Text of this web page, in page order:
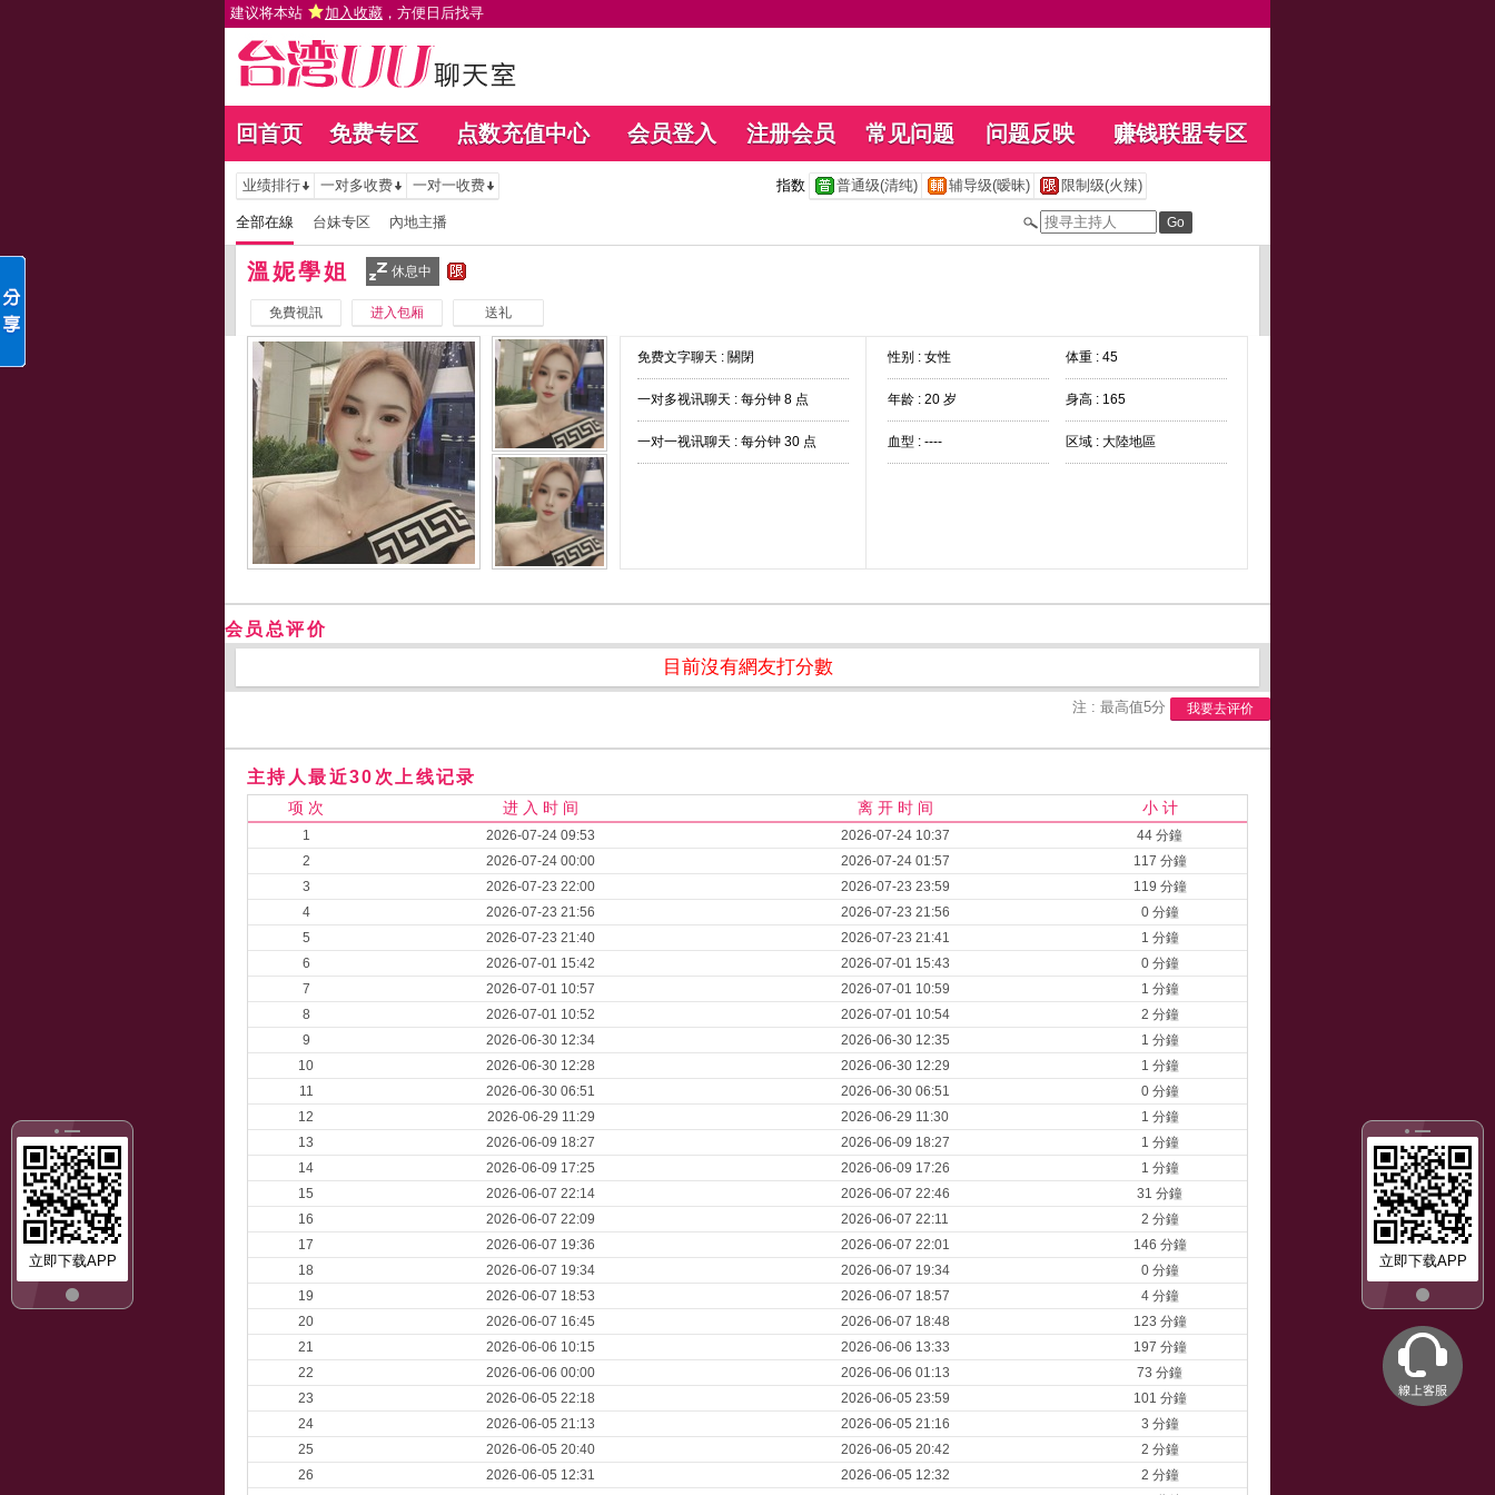
建议将本站 加入收藏 ，方便日后找寻
回首页 免费专区 点数充值中心 会员登入 注册会员 常见问题 问题反映 赚钱联盟专区
立即下载APP
立即下载APP
业绩排行 一对多收费 一对一收费 指数 普通级(清纯) 辅导级(暧昧) 限制级(火辣)
全部在線 台妹专区 內地主播
溫妮學姐 休息中
免費視訊 进入包厢 送礼
免费文字聊天 : 關閉
一对多视讯聊天 : 每分钟 8 点
一对一视讯聊天 : 每分钟 30 点
性别 : 女性 体重 : 45
年龄 : 20 岁 身高 : 165
血型 : ---- 区域 : 大陸地區
会员总评价
目前沒有網友打分數
注 : 最高值5分 我要去评价
主持人最近30次上线记录
项 次 进 入 时 间 离 开 时 间 小 计
1 2026-07-24 09:53 2026-07-24 10:37
44 分鐘
2
2026-07-24 00:00 2026-07-24 01:57
117 分鐘
3
2026-07-23 22:00 2026-07-23 23:59
119 分鐘
4
2026-07-23 21:56 2026-07-23 21:56
0 分鐘
5
2026-07-23 21:40 2026-07-23 21:41
1 分鐘
6
2026-07-01 15:42 2026-07-01 15:43
0 分鐘
7
2026-07-01 10:57 2026-07-01 10:59
1 分鐘
8
2026-07-01 10:52 2026-07-01 10:54
2 分鐘
9
2026-06-30 12:34 2026-06-30 12:35
1 分鐘
10
2026-06-30 12:28 2026-06-30 12:29
1 分鐘
11
2026-06-30 06:51 2026-06-30 06:51
0 分鐘
12
2026-06-29 11:29 2026-06-29 11:30
1 分鐘
13
2026-06-09 18:27 2026-06-09 18:27
1 分鐘
14
2026-06-09 17:25 2026-06-09 17:26
1 分鐘
15
2026-06-07 22:14 2026-06-07 22:46
31 分鐘
16
2026-06-07 22:09 2026-06-07 22:11
2 分鐘
17
2026-06-07 19:36 2026-06-07 22:01
146 分鐘
18
2026-06-07 19:34 2026-06-07 19:34
0 分鐘
19
2026-06-07 18:53 2026-06-07 18:57
4 分鐘
20
2026-06-07 16:45 2026-06-07 18:48
123 分鐘
21
2026-06-06 10:15 2026-06-06 13:33
197 分鐘
22
2026-06-06 00:00 2026-06-06 01:13
73 分鐘
23
2026-06-05 22:18 2026-06-05 23:59
101 分鐘
24
2026-06-05 21:13 2026-06-05 21:16
3 分鐘
25
2026-06-05 20:40 2026-06-05 20:42
2 分鐘
26
2026-06-05 12:31 2026-06-05 12:32
2 分鐘